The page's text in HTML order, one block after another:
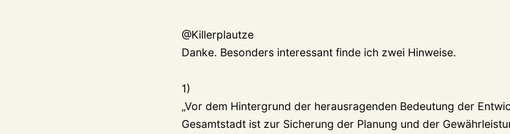
@Killerplautze
Danke. Besonders interessant finde ich zwei Hinweise.
1)
„Vor dem Hintergrund der herausragenden Bedeutung der
Gesamtstadt ist zur Sicherung der Planung und der